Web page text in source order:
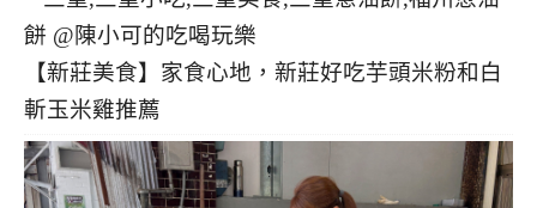
【新莊美食】家食心地，新莊好吃芋頭米粉和白
斬玉米雞推薦